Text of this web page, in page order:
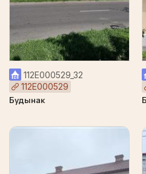
112Е000529_32
112Е000529
Будынак